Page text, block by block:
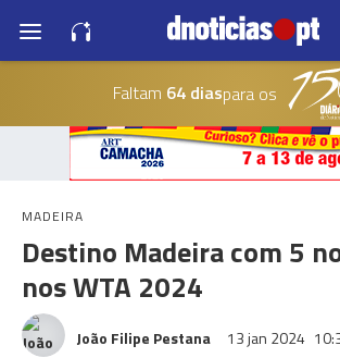
Faltam 64 diaspara os
MADEIRA
Destino Madeira com 5
nos WTA 2024
João Filipe Pestana 13 jan 2024